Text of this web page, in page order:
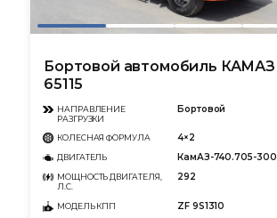
Бортовой автомобиль КАМАЗ
65115
НАПРАВЛЕНИЕ
РАЗГРУЗКИ
Бортовой
КОЛЕСНАЯ ФОРМУЛА 4×2
ДВИГАТЕЛЬ КамАЗ-740.705-300
МОЩНОСТЬ ДВИГАТЕЛЯ,
Л.С.
292
МОДЕЛЬ КПП ZF 9S1310